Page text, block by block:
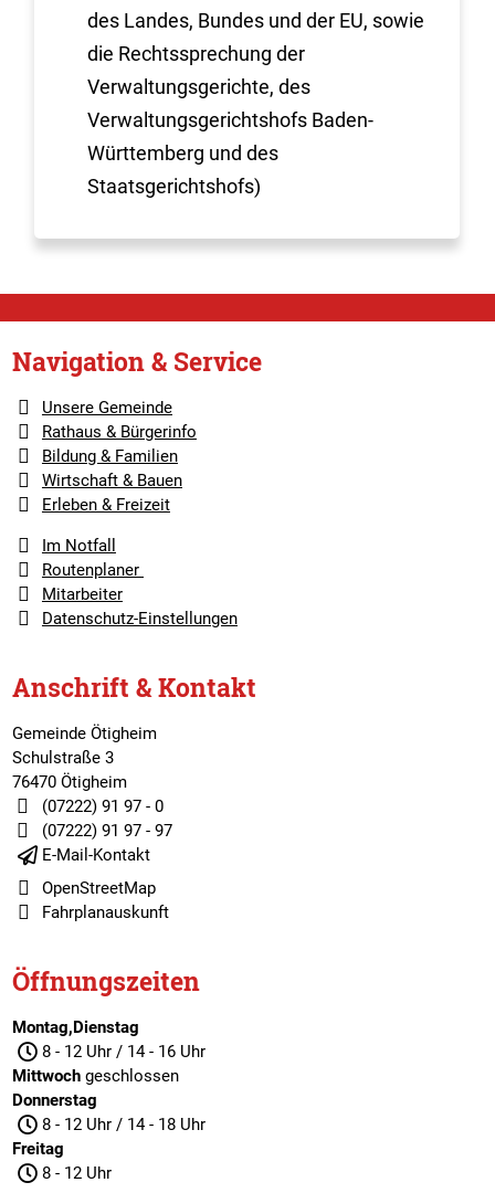
des Landes, Bundes und der EU, sowie
die Rechtssprechung der
Verwaltungsgerichte, des
Verwaltungsgerichtshofs Baden-
Württemberg und des
Staatsgerichtshofs)
Navigation & Service
Unsere Gemeinde
Rathaus & Bürgerinfo
Bildung & Familien
Wirtschaft & Bauen
Erleben & Freizeit
Im Notfall
Routenplaner
Mitarbeiter
Datenschutz-Einstellungen
Anschrift & Kontakt
Gemeinde Ötigheim
Schulstraße 3
76470 Ötigheim
(07222) 91 97 - 0
(07222) 91 97 - 97
E-Mail-Kontakt
OpenStreetMap
Fahrplanauskunft
Öffnungszeiten
Montag,Dienstag
8 - 12 Uhr / 14 - 16 Uhr
Mittwochgeschlossen
Donnerstag
8 - 12 Uhr / 14 - 18 Uhr
Freitag
8 - 12 Uhr